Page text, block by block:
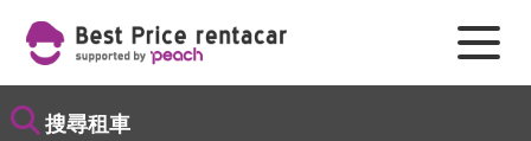
搜尋租車